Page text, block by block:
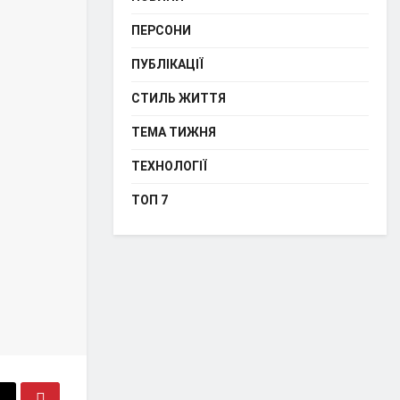
ПЕРСОНИ
ПУБЛІКАЦІЇ
СТИЛЬ ЖИТТЯ
ТЕМА ТИЖНЯ
ТЕХНОЛОГІЇ
ТОП 7